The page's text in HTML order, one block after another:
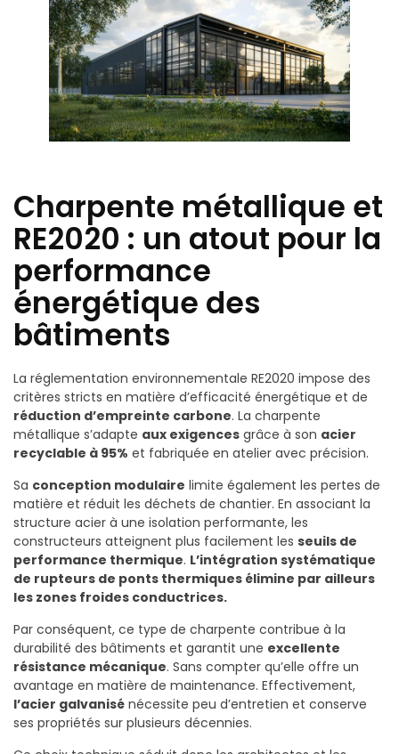
Charpente métallique et
RE2020 : un atout pour la
performance
énergétique des
bâtiments
La réglementation environnementale RE2020 impose des
critères stricts en matière d’efficacité énergétique et de
réduction d’empreinte carbone. La charpente
métallique s’adapte aux exigences grâce à son acier
recyclable à 95% et fabriquée en atelier avec précision.
Sa conception modulaire limite également les pertes de
matière et réduit les déchets de chantier. En associant la
structure acier à une isolation performante, les
constructeurs atteignent plus facilement les seuils de
performance thermique. L’intégration systématique
de rupteurs de ponts thermiques élimine par ailleurs
les zones froides conductrices.
Par conséquent, ce type de charpente contribue à la
durabilité des bâtiments et garantit une excellente
résistance mécanique. Sans compter qu’elle offre un
avantage en matière de maintenance. Effectivement,
l’acier galvanisé nécessite peu d’entretien et conserve
ses propriétés sur plusieurs décennies.